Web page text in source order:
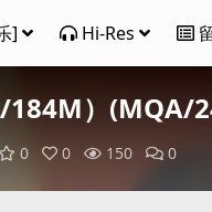
] Hi-Res
/184M）
0 0 150 0